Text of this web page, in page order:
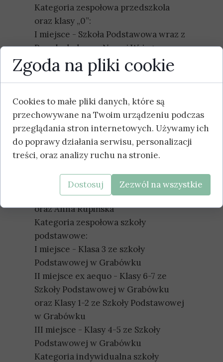
Kategoria zespołowa przedszkola
oraz klasy „0”:
I miejsce - Szkoła Podstawowa wraz z
Przedszkolem w Nowej Wsi, grupy:
Sowy, Żabki i Biedronki
II miejsce - Oddział Przedszkolny w
III miejsce - Grupa Przedszkolna
Jeżyki ze Szkoły Podstawowej w
Przystani
Kategoria indywidualna szkoły
podstawowe:
II miejsce - Patrycja Gąska
III miejsce ex aequo - Kalina Piersa
oraz Anna Rupińska
Kategoria zespołowa szkoły
podstawowe:
I miejsce - Klasa 3 ze szkoły
Podstawowej w Grabówku
II miejsce ex aequo - Klasy 6-7 ze
Szkoły Podstawowej w Grabówku
oraz Klasy 1-2 ze Szkoły Podstawowej
w Grabówku
III miejsce - Klasy 4-5 ze Szkoły
Podstawowej w Grabówku
Kategoria indywidualna szkoły
Zgoda na pliki cookie
Cookies to małe pliki danych, które są
przechowywane na Twoim urządzeniu podczas
przeglądania stron internetowych. Używamy ich
do poprawy działania serwisu, personalizacji
treści, oraz analizy ruchu na stronie.
Dostosuj Zezwól na wszystkie